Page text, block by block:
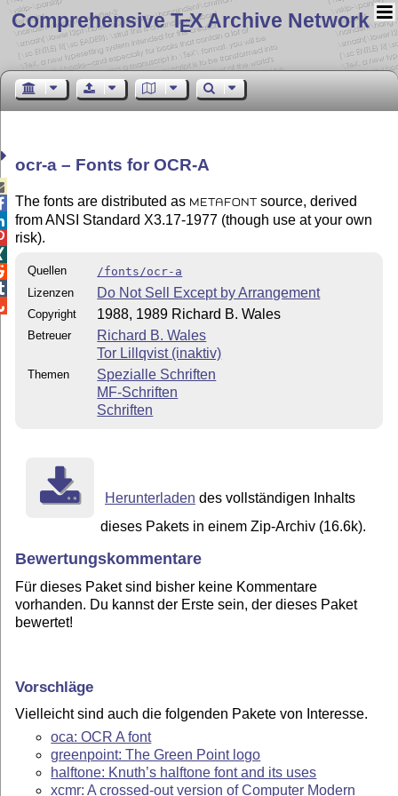
Comprehensive TEX Archive Network
ocr-a – Fonts for OCR-A
The fonts are distributed as METAFONT
source, derived
from ANSI Standard X3.17-1977 (though use at your own
risk).
Quellen
/fonts/ocr-a
Lizenzen
Do Not Sell Except by Arrangement
Copyright 1988, 1989 Richard B. Wales
Betreuer
Richard B. Wales
Tor Lillqvist (inaktiv)
Themen
Spezialle Schriften
MF-Schriften
Schriften
Herunterladen des vollständigen Inhalts
dieses Pakets in einem Zip-Archiv (16.6k).
Bewertungskommentare
Für dieses Paket sind bisher keine Kommentare
vorhanden. Du kannst der Erste sein, der dieses Paket
bewertet!
Vorschläge
Vielleicht sind auch die folgenden Pakete von Interesse.
oca: OCR A font
greenpoint: The Green Point logo
halftone: Knuth’s halftone font and its uses
xcmr: A crossed-out version of Computer Modern